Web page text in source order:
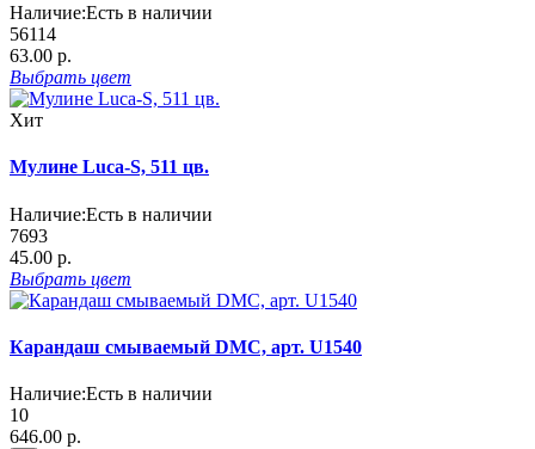
Наличие:Есть в наличии
56114
63.00 р.
Выбрать цвет
Хит
Мулине Luca-S, 511 цв.
Наличие:Есть в наличии
7693
45.00 р.
Выбрать цвет
Карандаш смываемый DMC, арт. U1540
Наличие:Есть в наличии
10
646.00 р.